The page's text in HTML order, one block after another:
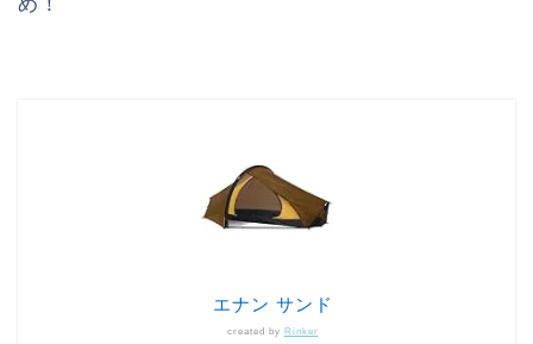
エナン サンド
created by Rinker